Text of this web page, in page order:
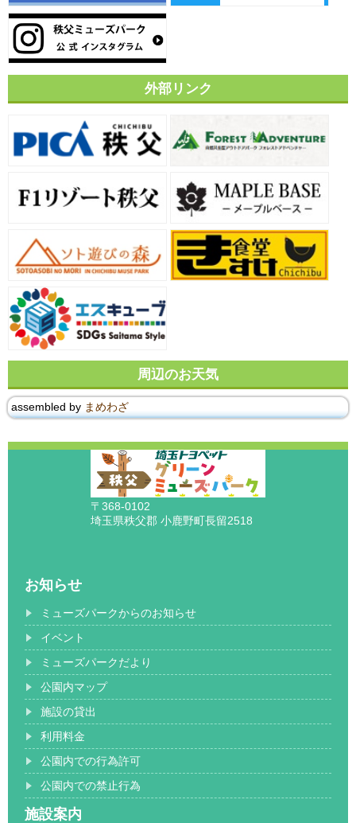
外部リンク
周辺のお天気
assembled by まめわざ
〒368-0102
埼玉県秩父郡 小鹿野町長留2518
お知らせ
ミューズパークからのお知らせ
イベント
ミューズパークだより
公園内マップ
施設の貸出
利用料金
公園内での行為許可
公園内での禁止行為
施設案内